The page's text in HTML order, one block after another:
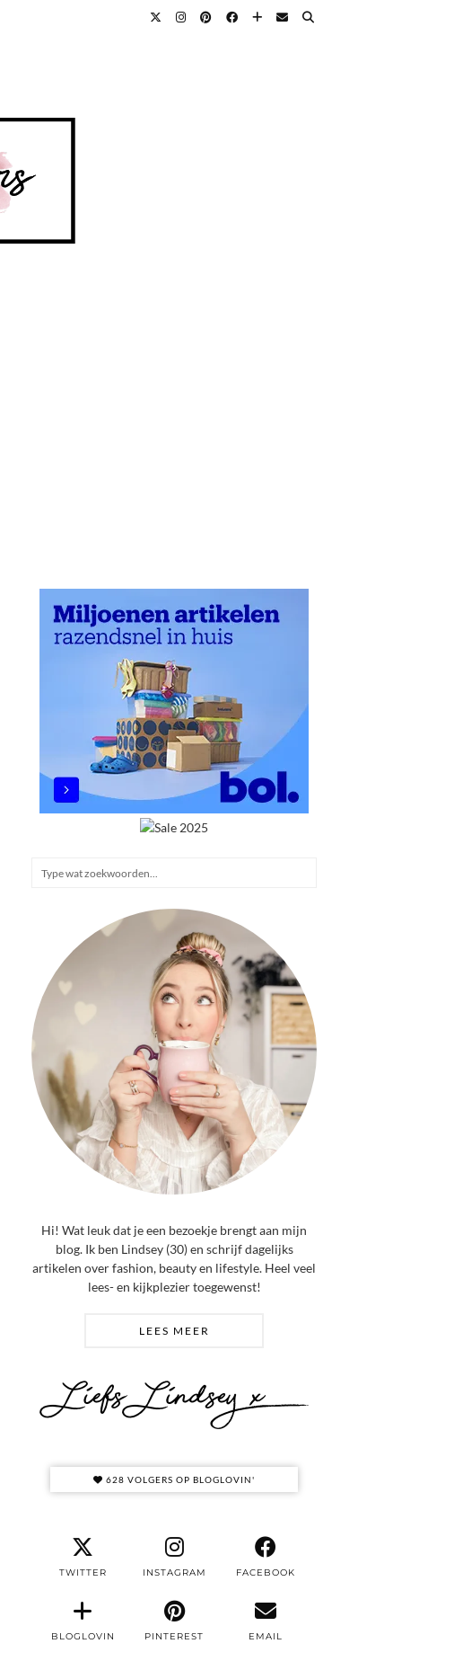
Hi! Wat leuk dat je een bezoekje brengt aan mijn
blog. Ik ben Lindsey (30) en schrijf dagelijks
artikelen over fashion, beauty en lifestyle. Heel veel
lees- en kijkplezier toegewenst!
LEES MEER
628 VOLGERS OP BLOGLOVIN'
TWITTER INSTAGRAM FACEBOOK
BLOGLOVIN PINTEREST EMAIL